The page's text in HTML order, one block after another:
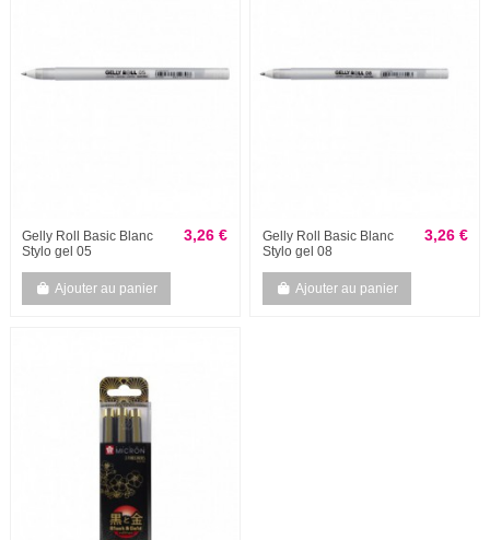
Gelly Roll Basic Blanc
Stylo gel 05
3,26 €
Ajouter au panier
Gelly Roll Basic Blanc
Stylo gel 08
3,26 €
Ajouter au panier